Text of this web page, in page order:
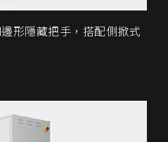
形隱藏把手，搭配側掀式